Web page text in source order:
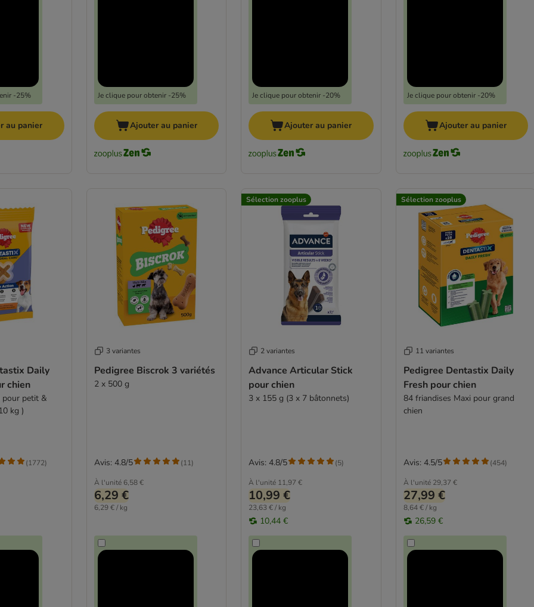
-25%
au panier
Je clique pour obtenir -25%
Ajouter au panier
Je clique pour obtenir -20%
Ajouter au panier
Je clique pour obtenir -20%
Ajouter au panier
Daily
chien
pour petit &
kg )
(1772)
3 variantes
Pedigree Biscrok 3 variétés
2 x 500 g
À l'unité 6,58 €
6,29 €
6,29 € / kg
Avis: 4.8/5 (11)
Sélection zooplus
2 variantes
Advance Articular Stick
pour chien
3 x 155 g (3 x 7 bâtonnets)
À l'unité 11,97 €
10,99 €
23,63 € / kg
10,44 €
Avis: 4.8/5 (5)
Sélection zooplus
11 variantes
Pedigree Dentastix Daily
Fresh pour chien
84 friandises Maxi pour grand
chien
À l'unité 29,37 €
27,99 €
8,64 € / kg
26,59 €
Avis: 4.5/5 (454)